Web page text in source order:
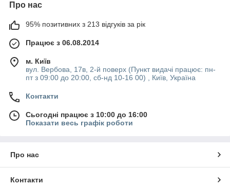
Про нас
95% позитивних з 213 відгуків за рік
Працює з 06.08.2014
м. Київ
вул. Вербова, 17в, 2-й поверх (Пункт видачі працює: пн-
пт з 09:00 до 20:00, сб-нд 10-16 00) , Київ, Україна
Контакти
Сьогодні працює з 10:00 до 16:00
Показати весь графік роботи
Про нас
Контакти